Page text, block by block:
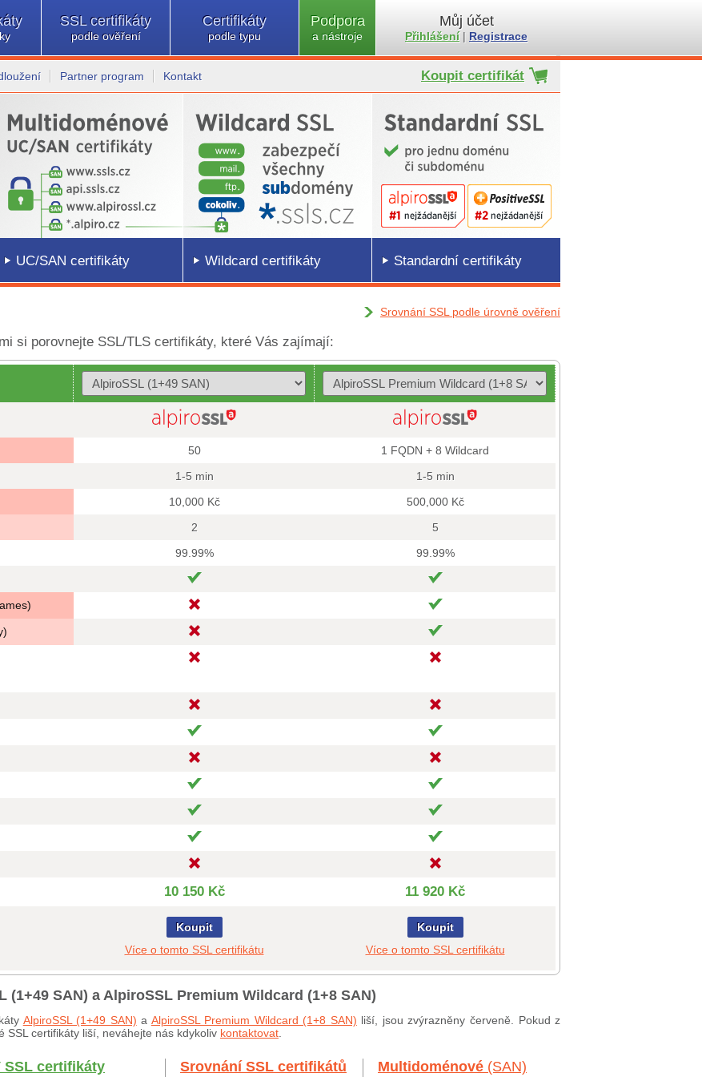
SSL certifikáty
podle ověření
Certifikáty
podle typu
Podpora
a nástroje
Můj účet
Přihlášení| Registrace
Partner program Kontakt Koupit certifikát
UC/SAN certifikáty Wildcard certifikáty Standardní certifikáty
Srovnání SSL podle úrovně ověření
si porovnejte SSL/TLS certifikáty, které Vás zajímají:
50
1 FQDN + 8 Wildcard
1-5 min
1-5 min
10,000 Kč
500,000 Kč
2
5
99.99%
99.99%
10 150 Kč 11 920 Kč
Koupit
Více o tomto SSL certifikátu
Koupit
Více o tomto SSL certifikátu
SAN) a AlpiroSSL Premium Wildcard (1+8 SAN)
AlpiroSSL (1+49 SAN) a AlpiroSSL Premium Wildcard (1+8 SAN) liší, jsou zvýrazněny červeně. Pokud z
certifikáty liší, neváhejte nás kdykoliv kontaktovat
SSL certifikáty Srovnání SSL certifikátů Multidoménové (SAN)